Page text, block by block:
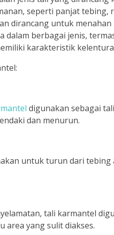
seperti panjat tebing,
dirancang untuk
dalam berbagai jenis,
karakteristik
digunakan sebagai
dan menurun.
untuk turun dari
tali karmantel
area yang sulit diakses.